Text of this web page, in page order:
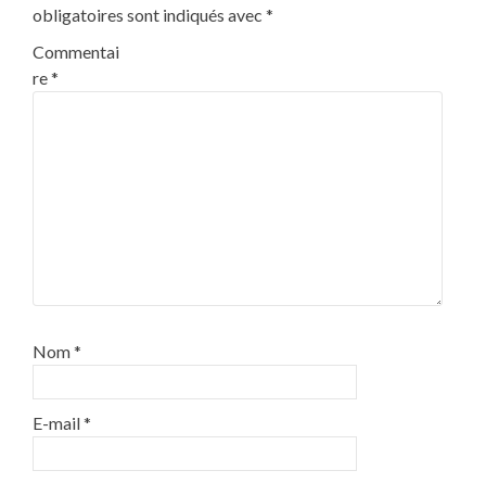
obligatoires sont indiqués avec *
Commentai
re*
Nom*
E-mail*